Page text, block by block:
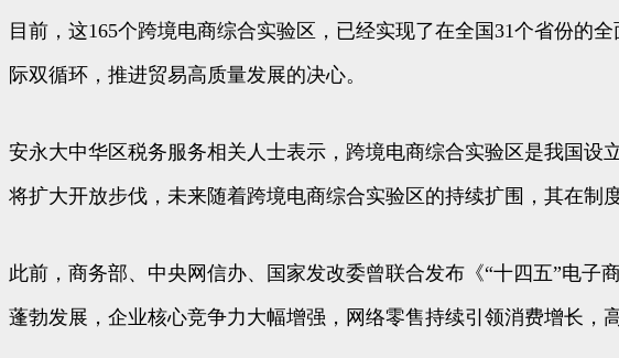
目前，这165个跨境电商综合实验区，已经实现了在全国31个省份的
际双循环，推进贸易高质量发展的决心。
安永大中华区税务服务相关人士表示，跨境电商综合实验区是我国
将扩大开放步伐，未来随着跨境电商综合实验区的持续扩围，其在制
此前，商务部、中央网信办、国家发改委曾联合发布《“十四五”电
蓬勃发展，企业核心竞争力大幅增强，网络零售持续引领消费增长，